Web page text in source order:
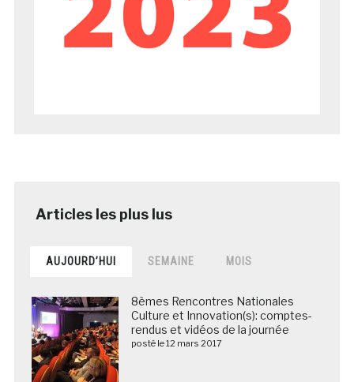
AUJOURD’HUI SEMAINE MOIS
8èmes Rencontres Nationales
Culture et Innovation(s): comptes-
rendus et vidéos de la journée
posté le 12 mars 2017